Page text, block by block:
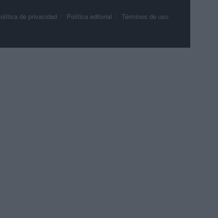
de privacidad Política editorial Términos de uso